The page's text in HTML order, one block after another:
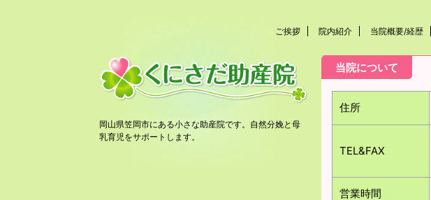
ご挨拶 院内紹介 当院概要/経歴
当院について
住所
TEL&FAX
営業時間
岡山県笠岡市にある小さな助産院です。自然分娩と母
乳育児をサポートします。